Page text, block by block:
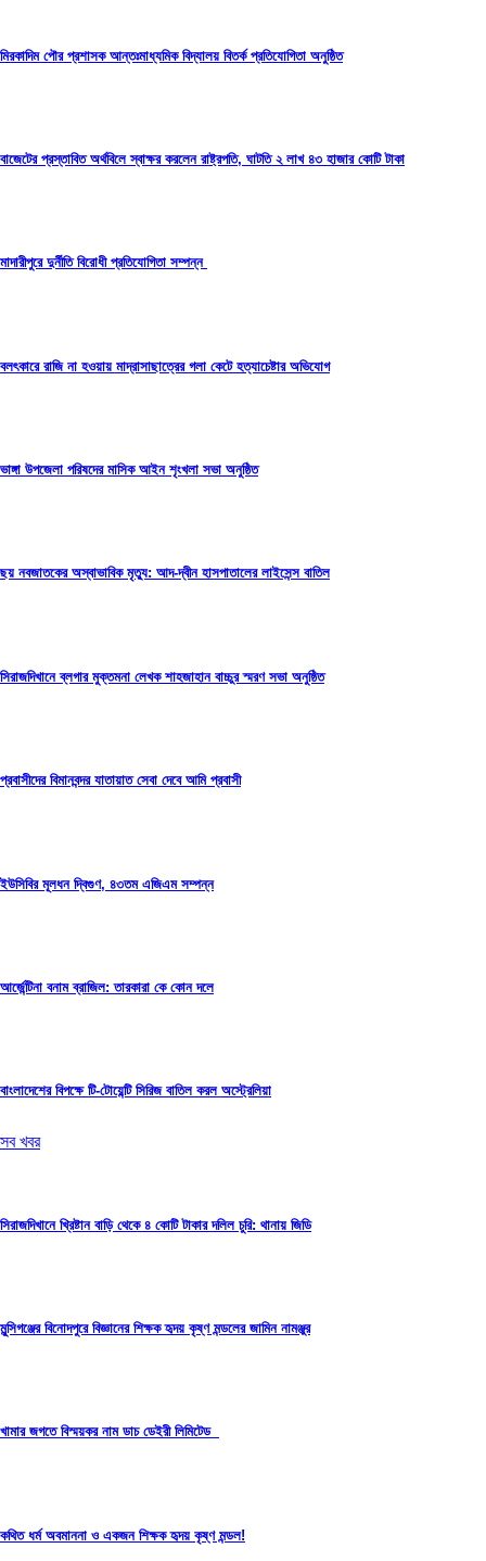
মিরকাদিম পৌর প্রশাসক আন্তঃমাধ্যমিক বিদ্যালয় বিতর্ক প্রতিযোগিতা অনুষ্ঠিত
বাজেটের প্রস্তাবিত অর্থবিলে স্বাক্ষর করলেন রাষ্ট্রপতি, ঘাটতি ২ লাখ ৪৩ হাজার কোটি টাকা
মাদারীপুরে দুর্নীতি বিরোধী প্রতিযোগিতা সম্পন্ন
বলৎকারে রাজি না হওয়ায় মাদ্রাসাছাত্রের গলা কেটে হত্যাচেষ্টার অভিযোগ
ভাঙ্গা উপজেলা পরিষদের মাসিক আইন শৃংখলা সভা অনুষ্ঠিত
ছয় নবজাতকের অস্বাভাবিক মৃত্যু: আদ-দ্বীন হাসপাতালের লাইসেন্স বাতিল
সিরাজদিখানে ব্লগার মুক্তমনা লেখক শাহজাহান বাচ্চুর স্মরণ সভা অনুষ্ঠিত
প্রবাসীদের বিমানবন্দর যাতায়াত সেবা দেবে আমি প্রবাসী
ইউসিবির মূলধন দ্বিগুণ, ৪৩তম এজিএম সম্পন্ন
আর্জেন্টিনা বনাম ব্রাজিল: তারকারা কে কোন দলে
বাংলাদেশের বিপক্ষে টি-টোয়েন্টি সিরিজ বাতিল করল অস্ট্রেলিয়া
সব খবর
সিরাজদিখানে খ্রিষ্টান বাড়ি থেকে ৪ কোটি টাকার দলিল চুরি: থানায় জিডি
মুন্সিগঞ্জের বিনোদপুরে বিজ্ঞানের শিক্ষক হৃদয় কৃষ্ণ মন্ডলের জামিন নামঞ্জুর
খামার জগতে বিস্ময়কর নাম ডাচ ডেইরী লিমিটেড
কথিত ধর্ম অবমাননা ও একজন শিক্ষক হৃদয় কৃষ্ণ মন্ডল!